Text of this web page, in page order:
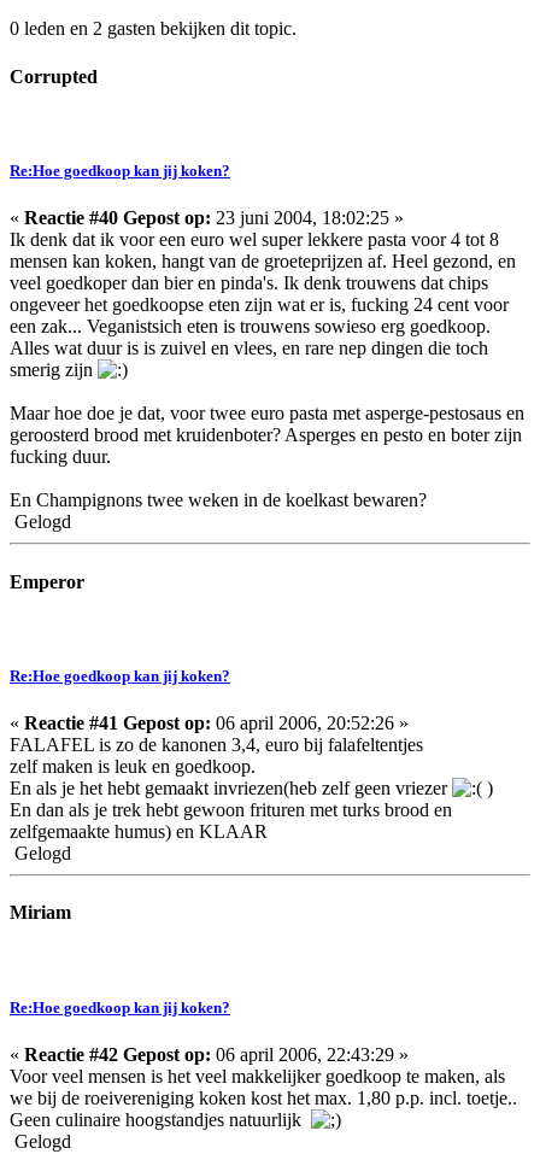
0 leden en 2 gasten bekijken dit topic.
Corrupted
Re:Hoe goedkoop kan jij koken?
« Reactie #40 Gepost op: 23 juni 2004, 18:02:25 »
Ik denk dat ik voor een euro wel super lekkere pasta voor 4 tot 8
mensen kan koken, hangt van de groeteprijzen af. Heel gezond, en
veel goedkoper dan bier en pinda's. Ik denk trouwens dat chips
ongeveer het goedkoopse eten zijn wat er is, fucking 24 cent voor
een zak... Veganistsich eten is trouwens sowieso erg goedkoop.
Alles wat duur is is zuivel en vlees, en rare nep dingen die toch
smerig zijn
Maar hoe doe je dat, voor twee euro pasta met asperge-pestosaus en
geroosterd brood met kruidenboter? Asperges en pesto en boter zijn
fucking duur.
En Champignons twee weken in de koelkast bewaren?
Gelogd
Emperor
Re:Hoe goedkoop kan jij koken?
« Reactie #41 Gepost op: 06 april 2006, 20:52:26 »
FALAFEL is zo de kanonen 3,4, euro bij falafeltentjes
zelf maken is leuk en goedkoop.
En als je het hebt gemaakt invriezen(heb zelf geen vriezer
)
En dan als je trek hebt gewoon frituren met turks brood en
zelfgemaakte humus) en KLAAR
Gelogd
Miriam
Re:Hoe goedkoop kan jij koken?
« Reactie #42 Gepost op: 06 april 2006, 22:43:29 »
Voor veel mensen is het veel makkelijker goedkoop te maken, als
we bij de roeivereniging koken kost het max. 1,80 p.p. incl. toetje..
Geen culinaire hoogstandjes natuurlijk
Gelogd